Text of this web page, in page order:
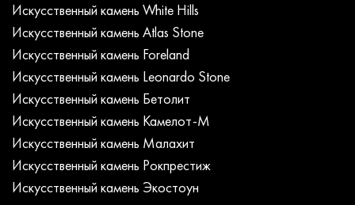
Искусcтвенный камень White Hills
Искусcтвенный камень Atlas Stone
Искусcтвенный камень Foreland
Искусcтвенный камень Leonardo Stone
Искусcтвенный камень Бетолит
Искусcтвенный камень Камелот-М
Искусcтвенный камень Малахит
Искусcтвенный камень Рокпрестиж
Искусcтвенный камень Экостоун